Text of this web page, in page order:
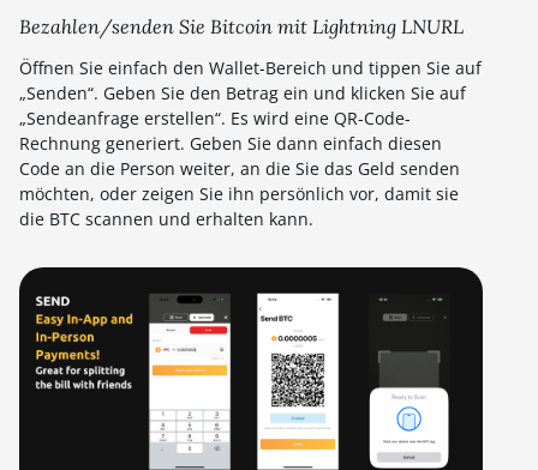
Bezahlen/senden Sie Bitcoin mit Lightning LNURL
Öffnen Sie einfach den Wallet-Bereich und tippen Sie auf
„Senden“. Geben Sie den Betrag ein und klicken Sie auf
„Sendeanfrage erstellen“. Es wird eine QR-Code-
Rechnung generiert. Geben Sie dann einfach diesen
Code an die Person weiter, an die Sie das Geld senden
möchten, oder zeigen Sie ihn persönlich vor, damit sie
die BTC scannen und erhalten kann.